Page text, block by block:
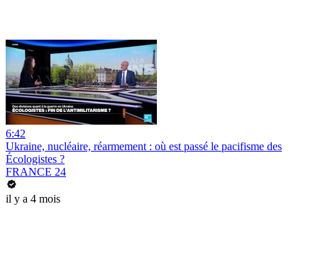
6:42
Ukraine, nucléaire, réarmement : où est passé le pacifisme des
Écologistes ?
FRANCE 24
il y a 4 mois